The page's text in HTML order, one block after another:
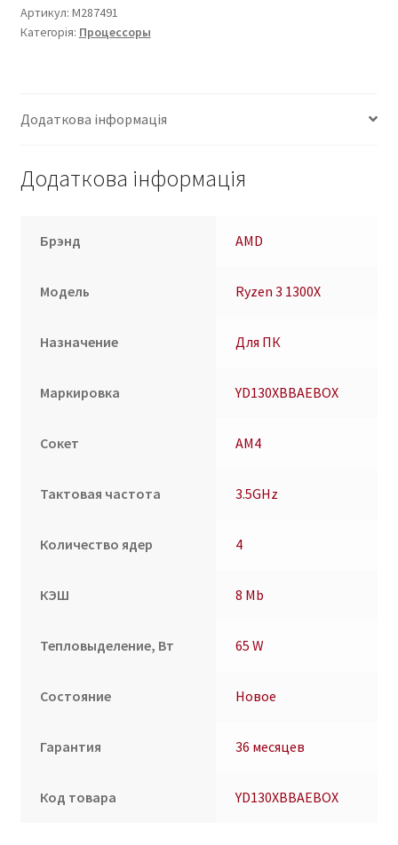
Артикул: M287491
Категорія: Процессоры
Додаткова інформація
Додаткова інформація
Брэнд AMD
Модель Ryzen 3 1300X
Назначение Для ПК
Маркировка YD130XBBAEBOX
Сокет AM4
Тактовая частота 3.5GHz
Количество ядер 4
КЭШ 8 Mb
Тепловыделение, Вт 65 W
Состояние Новое
Гарантия 36 месяцев
Код товара YD130XBBAEBOX